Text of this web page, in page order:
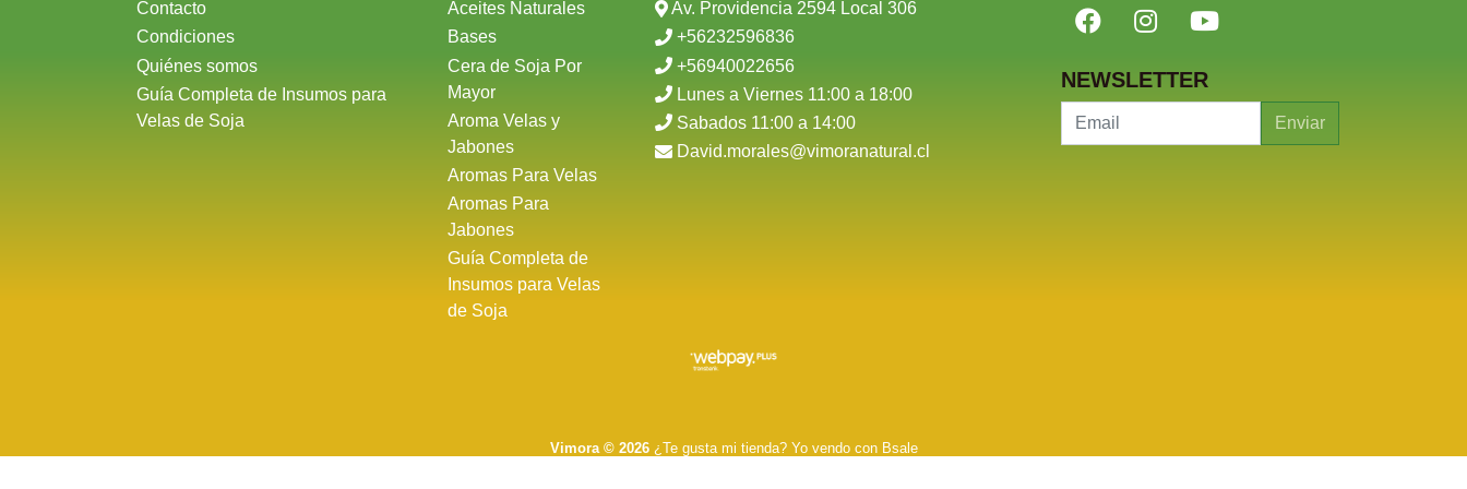
Contacto
Condiciones
Quiénes somos
Guía Completa de Insumos para
Velas de Soja
Aceites Naturales
Bases
Cera de Soja Por
Mayor
Aroma Velas y
Jabones
Aromas Para Velas
Aromas Para
Jabones
Guía Completa de
Insumos para Velas
de Soja
Av. Providencia 2594 Local 306
+56232596836
+56940022656
Lunes a Viernes 11:00 a 18:00
Sabados 11:00 a 14:00
David.morales@vimoranatural.cl
NEWSLETTER
Enviar
Vimora © 2026¿Te gusta mi tienda? Yo vendo con Bsale